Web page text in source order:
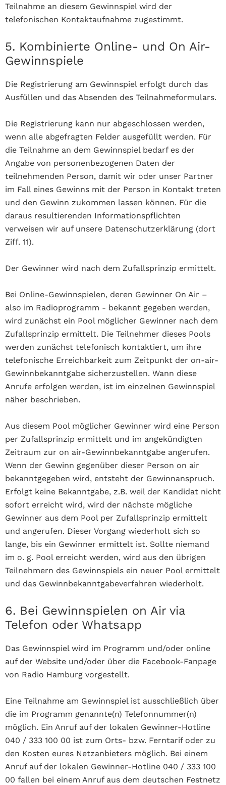
Teilnahme an diesem Gewinnspiel wird der
telefonischen Kontaktaufnahme zugestimmt.
5. Kombinierte Online- und On Air-
Gewinnspiele
Die Registrierung am Gewinnspiel erfolgt durch das
Ausfüllen und das Absenden des Teilnahmeformulars.
Die Registrierung kann nur abgeschlossen werden,
wenn alle abgefragten Felder ausgefüllt werden. Für
die Teilnahme an dem Gewinnspiel bedarf es der
Angabe von personenbezogenen Daten der
teilnehmenden Person, damit wir oder unser Partner
im Fall eines Gewinns mit der Person in Kontakt treten
und den Gewinn zukommen lassen können. Für die
daraus resultierenden Informationspflichten
verweisen wir auf unsere Datenschutzerklärung (dort
Ziff. 11).
Der Gewinner wird nach dem Zufallsprinzip ermittelt.
Bei Online-Gewinnspielen, deren Gewinner On Air –
also im Radioprogramm - bekannt gegeben werden,
wird zunächst ein Pool möglicher Gewinner nach dem
Zufallsprinzip ermittelt. Die Teilnehmer dieses Pools
werden zunächst telefonisch kontaktiert, um ihre
telefonische Erreichbarkeit zum Zeitpunkt der on-air-
Gewinnbekanntgabe sicherzustellen. Wann diese
Anrufe erfolgen werden, ist im einzelnen Gewinnspiel
näher beschrieben.
Aus diesem Pool möglicher Gewinner wird eine Person
per Zufallsprinzip ermittelt und im angekündigten
Zeitraum zur on air-Gewinnbekanntgabe angerufen.
Wenn der Gewinn gegenüber dieser Person on air
bekanntgegeben wird, entsteht der Gewinnanspruch.
Erfolgt keine Bekanntgabe, z.B. weil der Kandidat nicht
sofort erreicht wird, wird der nächste mögliche
Gewinner aus dem Pool per Zufallsprinzip ermittelt
und angerufen. Dieser Vorgang wiederholt sich so
lange, bis ein Gewinner ermittelt ist. Sollte niemand
im o. g. Pool erreicht werden, wird aus den übrigen
Teilnehmern des Gewinnspiels ein neuer Pool ermittelt
und das Gewinnbekanntgabeverfahren wiederholt.
6. Bei Gewinnspielen on Air via
Telefon oder Whatsapp
Das Gewinnspiel wird im Programm und/oder online
auf der Website und/oder über die Facebook-Fanpage
von Radio Hamburg vorgestellt.
Eine Teilnahme am Gewinnspiel ist ausschließlich über
die im Programm genannte(n) Telefonnummer(n)
möglich. Ein Anruf auf der lokalen Gewinner-Hotline
040 / 333 100 00 ist zum Orts- bzw. Ferntarif oder zu
den Kosten eures Netzanbieters möglich. Bei einem
Anruf auf der lokalen Gewinner-Hotline 040 / 333 100
00 fallen bei einem Anruf aus dem deutschen Festnetz